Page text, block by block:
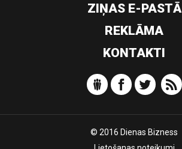
ZIŅAS E-PASTĀ
REKLĀMA
KONTAKTI
© 2016 Dienas Bizness